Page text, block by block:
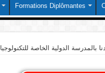
Formations Diplômantes
الدولية الخاصة للتكنولوجيا